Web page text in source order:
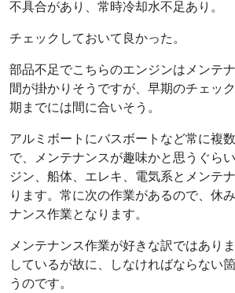
不具合があり、常時冷却水不足あり。
チェックしておいて良かった。
部品不足でこちらのエンジンはメンテ
間が掛かりそうですが、早期のチェッ
期までには間に合いそう。
アルミボートにバスボートなど常に複
で、メンテナンスが趣味かと思うぐら
ジン、船体、エレキ、電気系とメンテ
ります。常に次の作業があるので、休
ナンス作業となります。
メンテナンス作業が好きな訳ではあり
しているが故に、しなければならない
うのです。